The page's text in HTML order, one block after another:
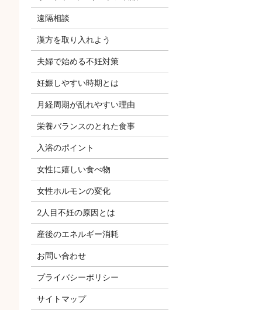
遠隔相談
漢方を取り入れよう
夫婦で始める不妊対策
妊娠しやすい時期とは
月経周期が乱れやすい理由
栄養バランスのとれた食事
入浴のポイント
女性に嬉しい食べ物
女性ホルモンの変化
2人目不妊の原因とは
産後のエネルギー消耗
お問い合わせ
プライバシーポリシー
サイトマップ